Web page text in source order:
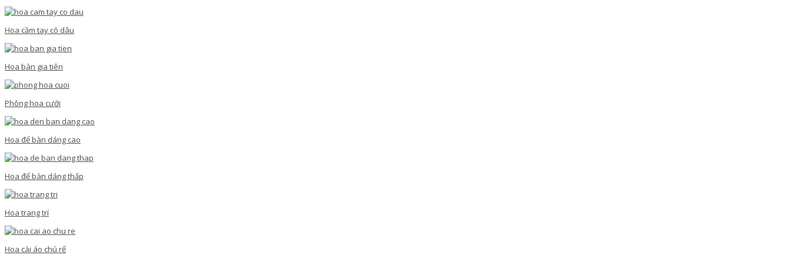
Hoa cầm tay cô dâu
Hoa bàn gia tiên
Phông hoa cưới
Hoa để bàn dáng cao
Hoa để bàn dáng thấp
Hoa trang trí
Hoa cài áo chú rể